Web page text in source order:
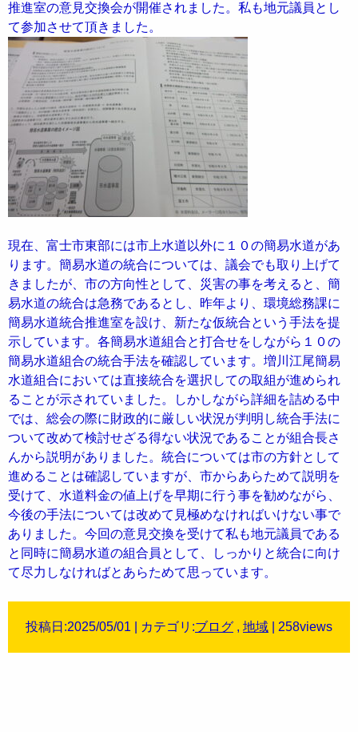
推進室の意見交換会が開催されました。私も地元議員とし
て参加させて頂きました。
現在、富士市東部には市上水道以外に１０の簡易水道があ
ります。簡易水道の統合については、議会でも取り上げて
きましたが、市の方向性として、災害の事を考えると、簡
易水道の統合は急務であるとし、昨年より、環境総務課に
簡易水道統合推進室を設け、新たな仮統合という手法を提
示しています。各簡易水道組合と打合せをしながら１０の
簡易水道組合の統合手法を確認しています。増川江尾簡易
水道組合においては直接統合を選択しての取組が進められ
ることが示されていました。しかしながら詳細を詰める中
では、総会の際に財政的に厳しい状況が判明し統合手法に
ついて改めて検討せざる得ない状況であることが組合長さ
んから説明がありました。統合については市の方針として
進めることは確認していますが、市からあらためて説明を
受けて、水道料金の値上げを早期に行う事を勧めながら、
今後の手法については改めて見極めなければいけない事で
ありました。今回の意見交換を受けて私も地元議員である
と同時に簡易水道の組合員として、しっかりと統合に向け
て尽力しなければとあらためて思っています。
投稿日:2025/05/01 | カテゴリ:ブログ , 地域 | 258views